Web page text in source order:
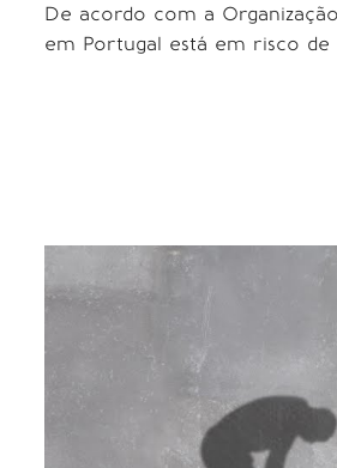
De acordo com a
em Portugal está em risco de